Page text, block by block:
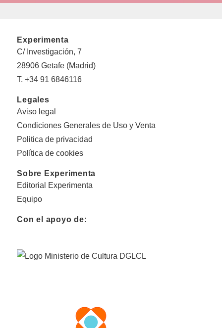
Experimenta
C/ Investigación, 7
28906 Getafe (Madrid)
T. +34 91 6846116
Legales
Aviso legal
Condiciones Generales de Uso y Venta
Politica de privacidad
Política de cookies
Sobre Experimenta
Editorial Experimenta
Equipo
Con el apoyo de: